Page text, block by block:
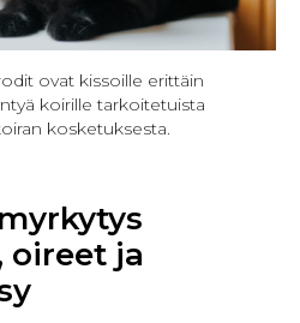
ovat kissoille erittäin
koirille tarkoitetuista
kosketuksesta.
oireet ja